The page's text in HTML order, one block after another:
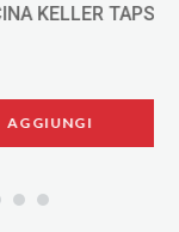
SERIE WINTER